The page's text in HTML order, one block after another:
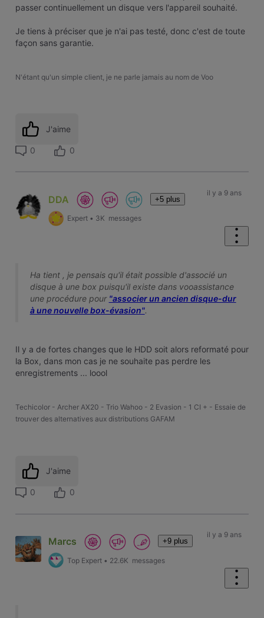
passer continuellement un disque vers l'appareil souhaité.
Je tiens à préciser que je n'ai pas testé, donc c'est de toute
façon sans garantie.
N'étant qu'un simple client, je ne parle jamais au nom de Voo
J'aime
0 0
DDA +5 plus
Expert • 3K messages
il y a 9 ans
Ha tient , je pensais qu'il était possible d'associé un
disque à une box puisqu'il existe dans vooassistance
une procédure pour "associer un ancien disque-dur
à une nouvelle box-évasion".
Il y a de fortes changes que le HDD soit alors reformaté pour
la Box, dans mon cas je ne souhaite pas perdre les
enregistrements ... loool
Techicolor - Archer AX20 - Trio Wahoo - 2 Evasion - 1 CI + - Essaie de
trouver des alternatives aux distributions GAFAM
J'aime
0 0
Marcs +9 plus
Top Expert • 22.6K messages
il y a 9 ans